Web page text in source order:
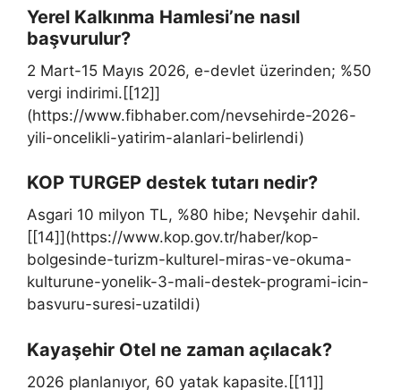
Yerel Kalkınma Hamlesi’ne nasıl
başvurulur?
2 Mart-15 Mayıs 2026, e-devlet üzerinden; %50
vergi indirimi.[[12]]
(https://www.fibhaber.com/nevsehirde-2026-
yili-oncelikli-yatirim-alanlari-belirlendi)
KOP TURGEP destek tutarı nedir?
Asgari 10 milyon TL, %80 hibe; Nevşehir dahil.
[[14]](https://www.kop.gov.tr/haber/kop-
bolgesinde-turizm-kulturel-miras-ve-okuma-
kulturune-yonelik-3-mali-destek-programi-icin-
basvuru-suresi-uzatildi)
Kayaşehir Otel ne zaman açılacak?
2026 planlanıyor, 60 yatak kapasite.[[11]]